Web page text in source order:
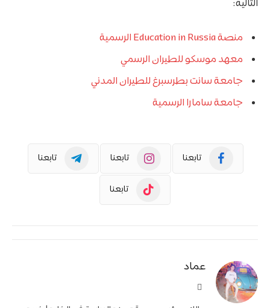
التالية:
منصة Education in Russia الرسمية
معهد موسكو للطيران الرسمي
جامعة سانت بطرسبرغ للطيران المدني
جامعة سامارا الرسمية
تابعنا تابعنا تابعنا
تابعنا
عماد